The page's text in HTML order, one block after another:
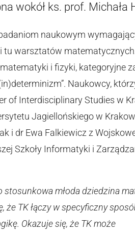
wokół ks. prof. Michała
naukowym
tu warsztatów
i fizyki, kategoryjne
Naukowcy,
of Interdisciplinary Studies w
Jagiellońskiego w
i dr Ewa Falkiewicz z
Szkoły Informatyki i
stosunkowa młoda dziedzina
że TK łączy w specyficzny
Okazuje się, że TK może